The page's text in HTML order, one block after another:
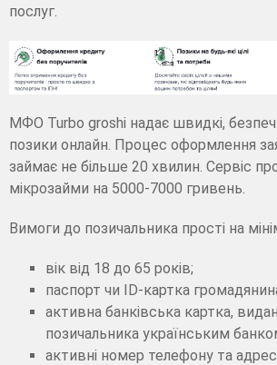
послуг.
МФО Turbo groshi надає швидкі,
позики онлайн. Процес оформлення
займає не більше 20 хвилин. Сервіс
мікрозайми на 5000-7000 гривень.
Вимоги до позичальника прості на
вік від 18 до 65 років;
паспорт чи ID-картка
активна банківська картка,
позичальника українським
активні номер телефону та